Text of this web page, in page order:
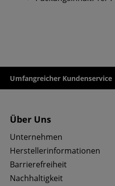
Umfangreicher Kundenservice
Über Uns
Unternehmen
Herstellerinformationen
Barrierefreiheit
Nachhaltigkeit